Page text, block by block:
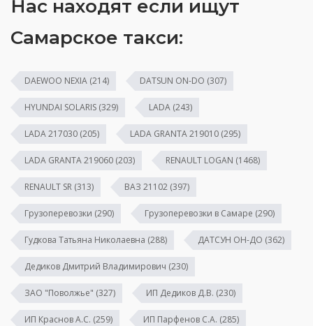
Нас находят если ищут
Самарское такси:
DAEWOO NEXIA (214) DATSUN ON-DO (307)
HYUNDAI SOLARIS (329) LADA (243)
LADA 217030 (205) LADA GRANTA 219010 (295)
LADA GRANTA 219060 (203) RENAULT LOGAN (1468)
RENAULT SR (313) ВАЗ 21102 (397)
Грузоперевозки (290) Грузоперевозки в Самаре (290)
Гудкова Татьяна Николаевна (288) ДАТСУН ОН-ДО (362)
Дедиков Дмитрий Владимирович (230)
ЗАО "Поволжье" (327) ИП Дедиков Д.В. (230)
ИП Краснов А.С. (259) ИП Парфенов С.А. (285)